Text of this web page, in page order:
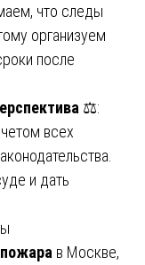
что следы
организуем
после
⚖️:
всех
и дать
в Москве,